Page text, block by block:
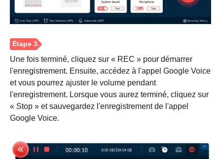
Étape 2.
Une fois terminé, cliquez sur « REC » pour démarrer
l'enregistrement. Ensuite, accédez à l'appel Google Voice
et vous pourrez ajuster le volume pendant
l'enregistrement. Lorsque vous aurez terminé, cliquez sur
« Stop » et sauvegardez l'enregistrement de l'appel
Google Voice.